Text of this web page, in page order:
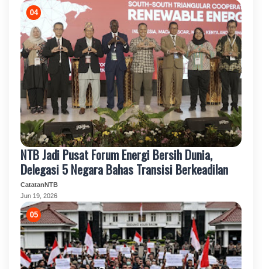
NTB Jadi Pusat Forum Energi Bersih Dunia,
Delegasi 5 Negara Bahas Transisi Berkeadilan
CatatanNTB
Jun 19, 2026